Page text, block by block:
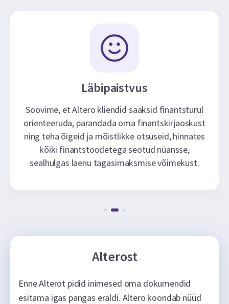
Läbipaistvus
Soovime, et Altero kliendid saaksid finantsturul
orienteeruda, parandada oma finantskirjaoskust
ning teha õigeid ja mõistlikke otsuseid, hinnates
kõiki finantstoodetega seotud nüansse,
sealhulgas laenu tagasimaksmise võimekust.
Alterost
Enne Alterot pidid inimesed oma dokumendid
esitama igas pangas eraldi. Altero koondab nüüd